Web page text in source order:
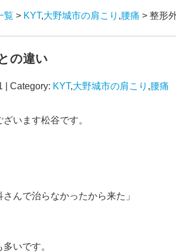
覧 > KYT,大野城市の肩こり ,腰痛 > 整形
の違い
| Category: KYT,大野城市の肩こり ,腰痛
います松谷です。
さんで治らなかったから来た」
いです。